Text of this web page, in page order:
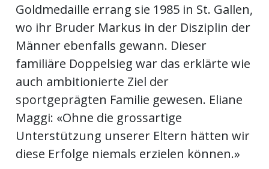
Goldmedaille errang sie 1985 in St. Gallen,
wo ihr Bruder Markus in der Disziplin der
Männer ebenfalls gewann. Dieser
familiäre Doppelsieg war das erklärte wie
auch ambitionierte Ziel der
sportgeprägten Familie gewesen. Eliane
Maggi: «Ohne die grossartige
Unterstützung unserer Eltern hätten wir
diese Erfolge niemals erzielen können.»